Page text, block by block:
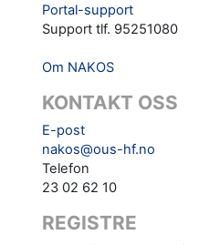
Portal-support
Support tlf. 95251080
Om NAKOS
KONTAKT OSS
E-post
nakos@ous-hf.no
Telefon
23 02 62 10
REGISTRE